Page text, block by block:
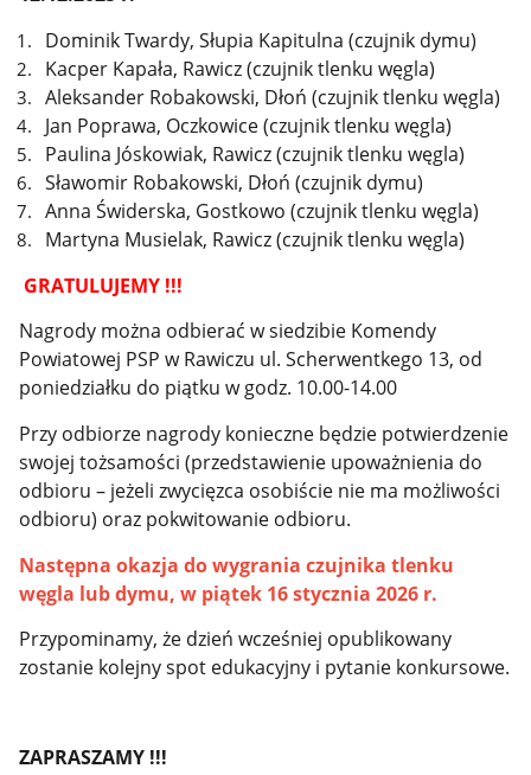
Dominik Twardy, Słupia Kapitulna (czujnik dymu)
Kacper Kapała, Rawicz (czujnik tlenku węgla)
Aleksander Robakowski, Dłoń (czujnik tlenku węgla)
Jan Poprawa, Oczkowice (czujnik tlenku węgla)
Paulina Jóskowiak, Rawicz (czujnik tlenku węgla)
Sławomir Robakowski, Dłoń (czujnik dymu)
Anna Świderska, Gostkowo (czujnik tlenku węgla)
Martyna Musielak, Rawicz (czujnik tlenku węgla)
GRATULUJEMY !!!
Nagrody można odbierać w siedzibie Komendy
Powiatowej PSP w Rawiczu ul. Scherwentkego 13, od
poniedziałku do piątku w godz. 10.00-14.00
Przy odbiorze nagrody konieczne będzie potwierdzenie
swojej tożsamości (przedstawienie upoważnienia do
odbioru – jeżeli zwycięzca osobiście nie ma możliwości
odbioru) oraz pokwitowanie odbioru.
Następna okazja do wygrania czujnika tlenku
węgla lub dymu, w piątek 16 stycznia 2026 r.
Przypominamy, że dzień wcześniej opublikowany
zostanie kolejny spot edukacyjny i pytanie konkursowe.
ZAPRASZAMY !!!